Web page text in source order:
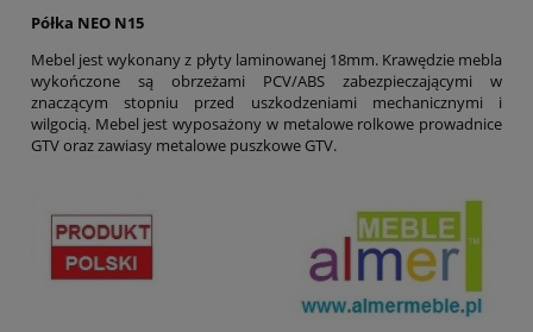
Półka NEO N15
Mebel jest wykonany z płyty laminowanej 18mm. Krawędzie mebla
wykończone są obrzeżami PCV/ABS zabezpieczającymi w
znaczącym stopniu przed uszkodzeniami mechanicznymi i
wilgocią. Mebel jest wyposażony w metalowe rolkowe prowadnice
GTV oraz zawiasy metalowe puszkowe GTV.